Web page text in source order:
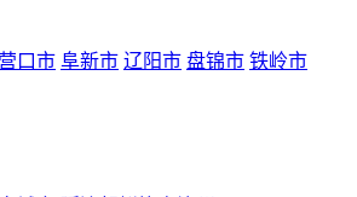
营口市 阜新市 辽阳市 盘锦市 铁岭市